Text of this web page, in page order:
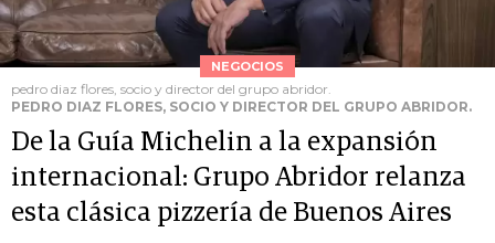
NEGOCIOS
pedro diaz flores, socio y director del grupo abridor.
PEDRO DIAZ FLORES, SOCIO Y DIRECTOR DEL GRUPO ABRIDOR.
De la Guía Michelin a la expansión
internacional: Grupo Abridor relanza
esta clásica pizzería de Buenos Aires